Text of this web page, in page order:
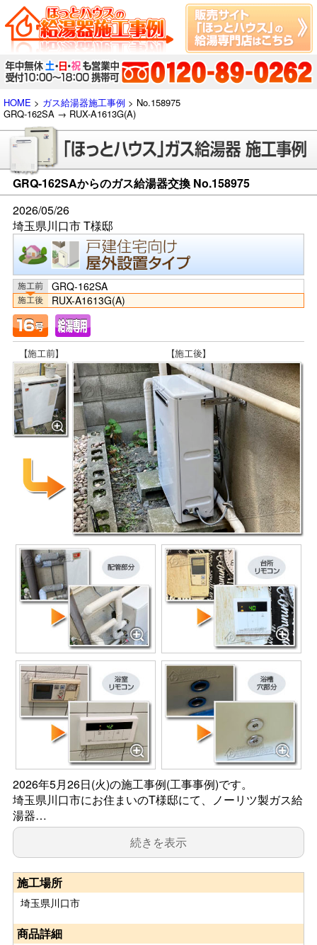
HOME > ガス給湯器施工事例 > No.158975
GRQ-162SA → RUX-A1613G(A)
GRQ-162SAからのガス給湯器交換 No.158975
2026/05/26
埼玉県川口市 T様邸
GRQ-162SA
RUX-A1613G(A)
2026年5月26日(火)の施工事例(工事事例)です。
埼玉県川口市にお住まいのT様邸にて、ノーリツ製ガス給
湯器…
続きを表示
施工場所
埼玉県川口市
商品詳細